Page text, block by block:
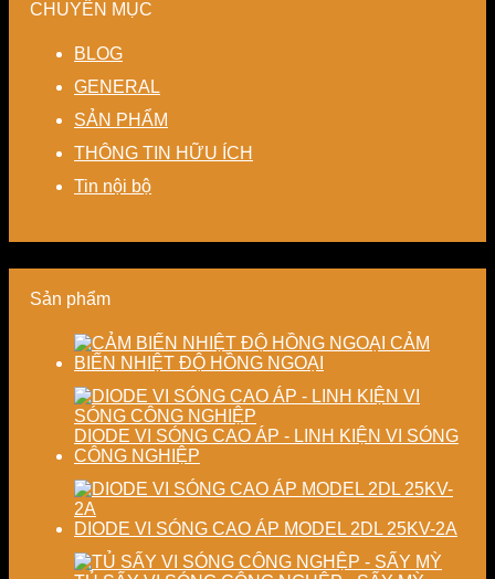
cho
nhà
máy
nâng
thành
chi
phí
sản
năng
chất
lượng
phẩm
kín
thất
thoát
nhiệt
–
Giải
pháp
tiết
kiệm
lượng
định
lượng
sấy
nghiệp
CHUYÊN MỤC
BLOG
GENERAL
SẢN PHẨM
THÔNG TIN HỮU ÍCH
Tin nội bộ
Sản phẩm
CẢM
BIẾN NHIỆT ĐỘ HỒNG NGOẠI
DIODE VI SÓNG CAO ÁP - LINH KIỆN VI SÓNG
CÔNG NGHIỆP
DIODE VI SÓNG CAO ÁP MODEL 2DL 25KV-2A